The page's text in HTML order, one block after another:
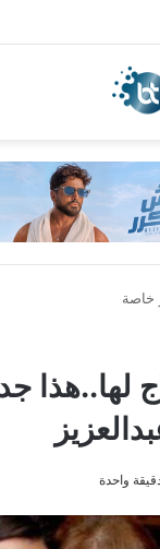
خاصة
لها..هذا
واحدة